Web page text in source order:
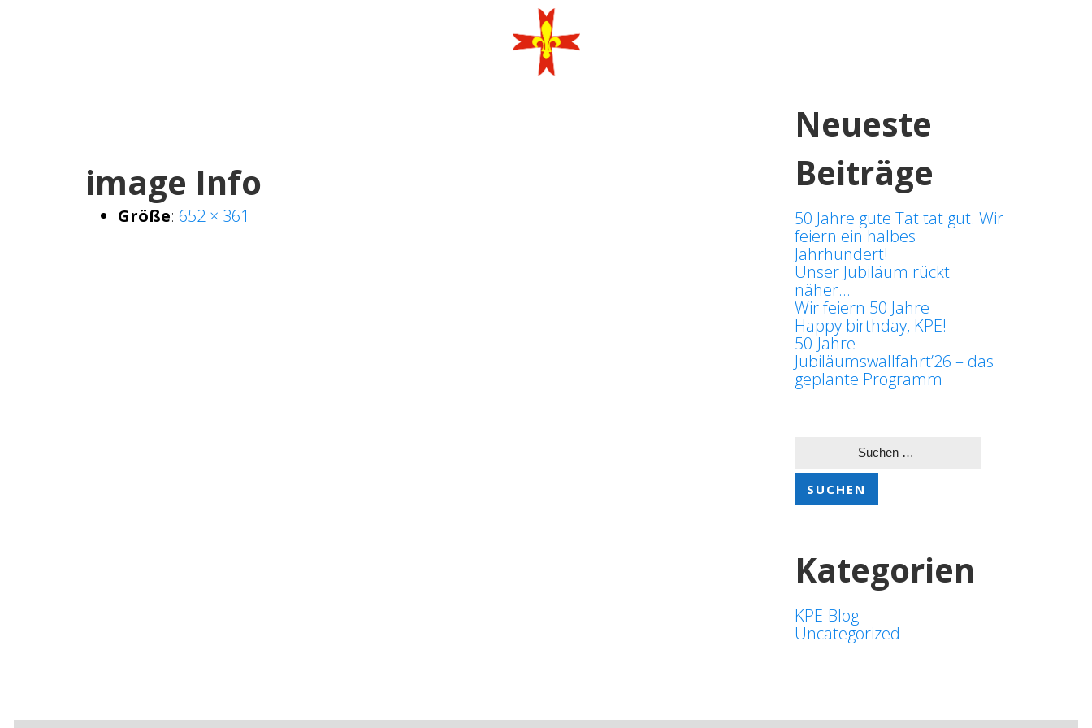
image Info
Größe: 652 × 361
Neueste
Beiträge
50 Jahre gute Tat tat gut. Wir
feiern ein halbes
Jahrhundert!
Unser Jubiläum rückt
näher…
Wir feiern 50 Jahre
Happy birthday, KPE!
50-Jahre
Jubiläumswallfahrt’26 – das
geplante Programm
Kategorien
KPE-Blog
Uncategorized